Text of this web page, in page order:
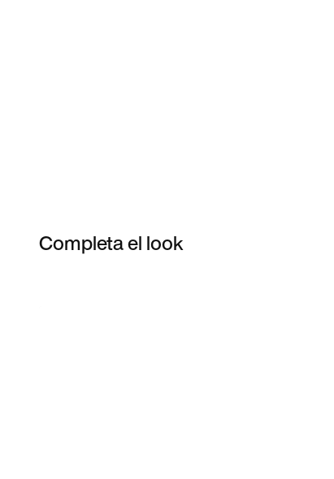
Completa el look